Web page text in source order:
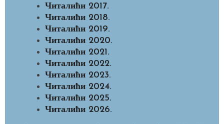
Читалићи 2017.
Читалићи 2018.
Читалићи 2019.
Читалићи 2020.
Читалићи 2021.
Читалићи 2022.
Читалићи 2023.
Читалићи 2024.
Читалићи 2025.
Читалићи 2026.